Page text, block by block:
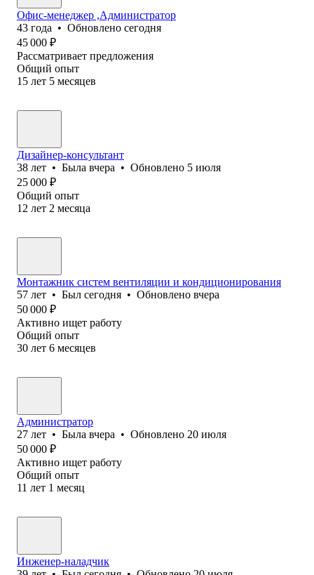
Офис-менеджер ,Администратор
43 года • Обновлено сегодня
45 000 ₽
Рассматривает предложения
Общий опыт
15 лет 5 месяцев
Дизайнер-консультант
38 лет • Была вчера • Обновлено 5 июля
25 000 ₽
Общий опыт
12 лет 2 месяца
Монтажник систем вентиляции и кондиционирования
57 лет • Был сегодня • Обновлено вчера
50 000 ₽
Активно ищет работу
Общий опыт
30 лет 6 месяцев
Администратор
27 лет • Была вчера • Обновлено 20 июля
50 000 ₽
Активно ищет работу
Общий опыт
11 лет 1 месяц
Инженер-наладчик